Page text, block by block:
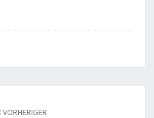
VORHERIGER